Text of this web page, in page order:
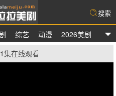
美剧
综艺 动漫 2026美剧
搜索
集在线观看